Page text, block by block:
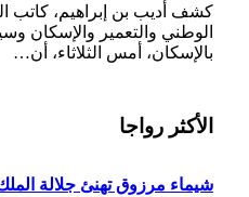
كشف أديب بن إبراهيم، كاتب
الوطني والتعمير والإسكان
بالإسكان، أمس الثلاثاء، أن…
الأكثر رواجا